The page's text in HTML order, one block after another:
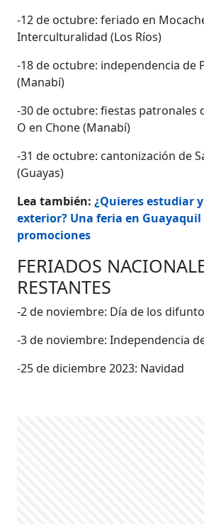
-12 de octubre: feriado en
Interculturalidad (Los Ríos)
-18 de octubre: independencia de
(Manabí)
-30 de octubre: fiestas patronales
O en Chone (Manabí)
-31 de octubre: cantonización de
(Guayas)
Lea también:¿Quieres estudiar
exterior? Una feria en Guayaquil
promociones
FERIADOS
RESTANTES
-2 de noviembre: Día de los
-3 de noviembre: Independencia
-25 de diciembre 2023: Navidad